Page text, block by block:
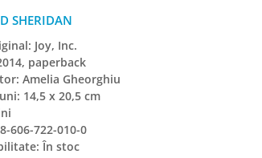
SHERIDAN
Joy, Inc.
paperback
Amelia Gheorghiu
14,5 x 20,5 cm
606-722-010-0
În stoc